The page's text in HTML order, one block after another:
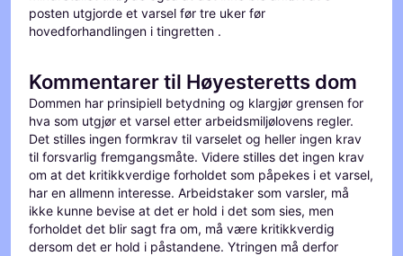
posten utgjorde et varsel før tre uker før
hovedforhandlingen i tingretten .
Kommentarer til Høyesteretts dom
Dommen har prinsipiell betydning og klargjør grensen for
hva som utgjør et varsel etter arbeidsmiljølovens regler.
Det stilles ingen formkrav til varselet og heller ingen krav
til forsvarlig fremgangsmåte. Videre stilles det ingen krav
om at det kritikkverdige forholdet som påpekes i et varsel,
har en allmenn interesse. Arbeidstaker som varsler, må
ikke kunne bevise at det er hold i det som sies, men
forholdet det blir sagt fra om, må være kritikkverdig
dersom det er hold i påstandene. Ytringen må derfor